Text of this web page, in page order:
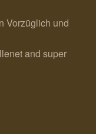
Vorzüglich und
and super